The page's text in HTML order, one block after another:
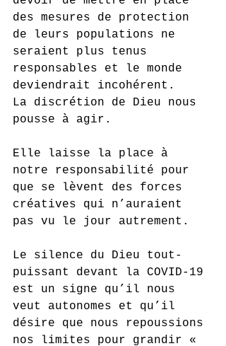
des mesures de protection
de leurs populations ne
seraient plus tenus
responsables et le monde
deviendrait incohérent.
La discrétion de Dieu nous
pousse à agir.
Elle laisse la place à
notre responsabilité pour
que se lèvent des forces
créatives qui n’auraient
pas vu le jour autrement.
Le silence du Dieu tout-
puissant devant la COVID-19
est un signe qu’il nous
veut autonomes et qu’il
désire que nous repoussions
nos limites pour grandir «